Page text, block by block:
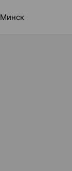
Минск